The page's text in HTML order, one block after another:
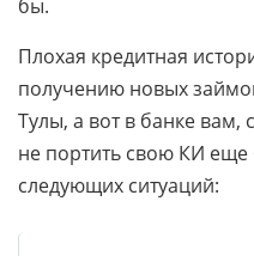
бы.
Плохая кредитная
получению новых
Тулы, а вот в банке вам,
не портить свою КИ еще
следующих ситуаций: